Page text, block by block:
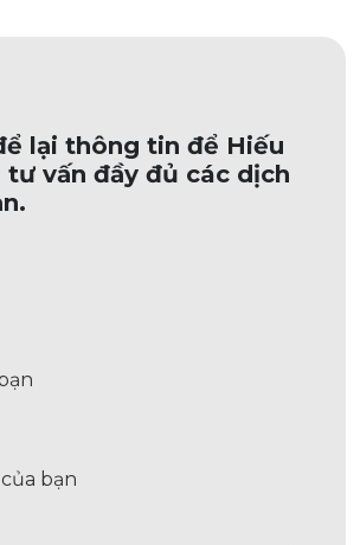
lại thông tin để Hiếu
tư vấn đầy đủ các dịch